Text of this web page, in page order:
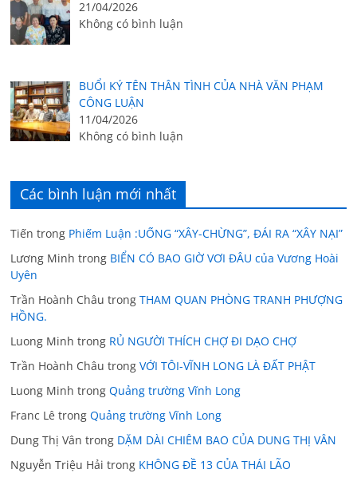
21/04/2026
Không có bình luận
BUỔI KÝ TÊN THÂN TÌNH CỦA NHÀ VĂN PHẠM
CÔNG LUẬN
11/04/2026
Không có bình luận
Các bình luận mới nhất
Tiến trong Phiếm Luận :UỐNG “XÂY-CHỪNG”, ĐÁI RA “XÂY NẠI”
Lương Minh trong BIỂN CÓ BAO GIỜ VƠI ĐÂU của Vương Hoài
Uyên
Trần Hoành Châu trongTHAM QUAN PHÒNG TRANH PHƯỢNG
HỒNG.
Luong Minh trong RỦ NGƯỜI THÍCH CHỢ ĐI DẠO CHỢ
Trần Hoành Châu trongVỚI TÔI-VĨNH LONG LÀ ĐẤT PHẬT
Luong Minh trongQuảng trường Vĩnh Long
Franc Lê trongQuảng trường Vĩnh Long
Dung Thị Vân trong DẶM DÀI CHIÊM BAO CỦA DUNG THỊ VÂN
Nguyễn Triệu Hải trong KHÔNG ĐỀ 13 CỦA THÁI LÃO